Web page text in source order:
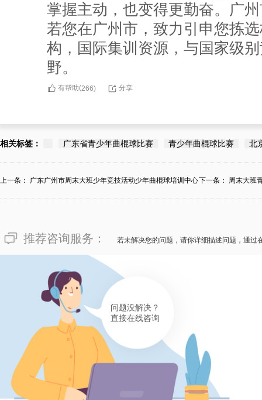
掌握主动，也变得更勤奋。广
若您在广州市，致力引申您拣
构，国际集训资源，与国家级
野。
有帮助(266) 分享
相关标签： 广东省青少年曲棍球比赛 青少年曲棍球比赛 北
上一条： 广东广州市周末大班少年竞技活动少年曲棍球培训中心下一条： 周末大班
推荐咨询服务： 若未解决您的问题，请你详细描述问题，通过
问题没解决？
直接在线咨询